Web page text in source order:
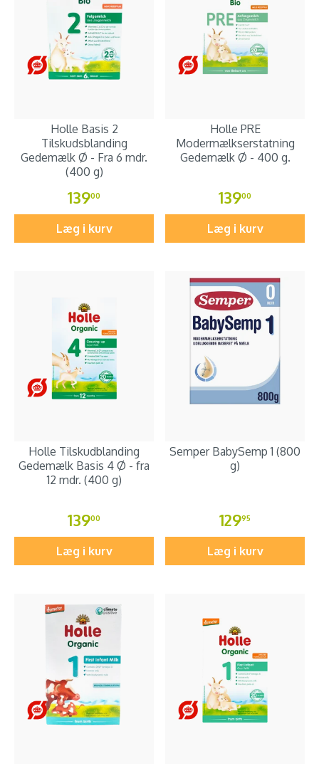
Holle Basis 2
Tilskudsblanding
Gedemælk Ø - Fra 6 mdr.
(400 g)
13900
Læg i kurv
Holle PRE
Modermælkserstatning
Gedemælk Ø - 400 g.
13900
Læg i kurv
Holle Tilskudblanding
Gedemælk Basis 4 Ø - fra
12 mdr. (400 g)
13900
Læg i kurv
Semper BabySemp 1 (800
g)
12995
Læg i kurv